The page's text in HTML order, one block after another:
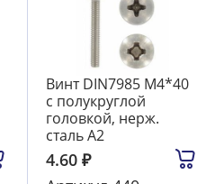
Винт DIN7985 М4*40
с полукруглой
головкой, нерж.
сталь А2
4.60₽